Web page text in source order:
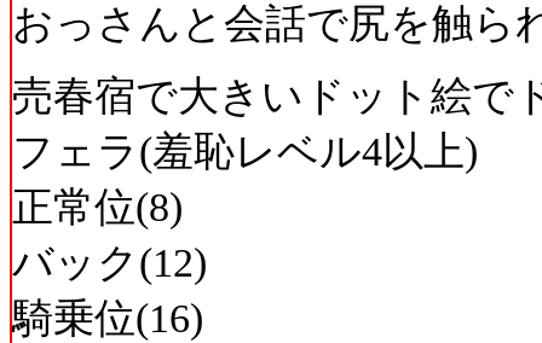
おっさんと会話で尻を触ら
売春宿で大きいドット絵で
フェラ(羞恥レベル4以上)
正常位(8)
バック(12)
騎乗位(16)